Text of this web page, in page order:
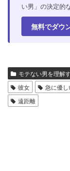
い男」の決定的
無料でダウ
モテない男を理解
彼女
急に優し
遠距離